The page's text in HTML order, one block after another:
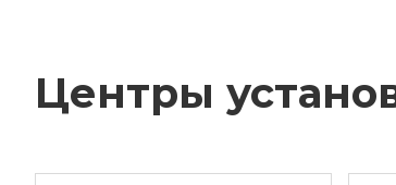
Центры